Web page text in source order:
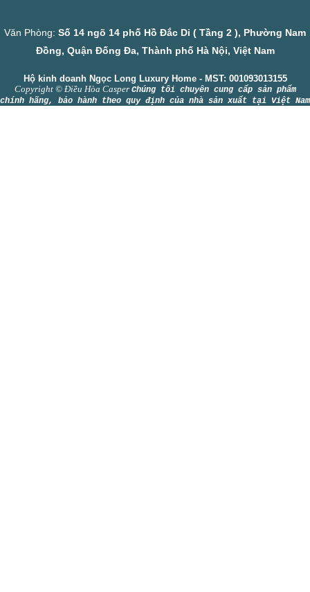
Văn Phòng: Số 14 ngõ 14 phố Hồ Đắc Di ( Tầng 2 ), Phường Nam
Đồng, Quận Đống Đa, Thành phố Hà Nội, Việt Nam
Hộ kinh doanh Ngọc Long Luxury Home - MST: 001093013155
Copyright © Điều Hòa Casper Chúng tôi chuyên cung cấp sản phẩm
chính hãng, bảo hành theo quy định của nhà sản xuất tại Việt Nam